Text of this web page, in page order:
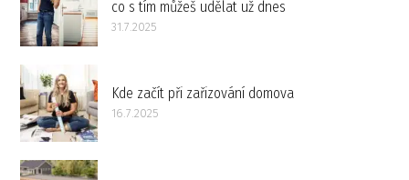
co s tím můžeš udělat už dnes
31.7.2025
Kde začít při zařizování domova
16.7.2025